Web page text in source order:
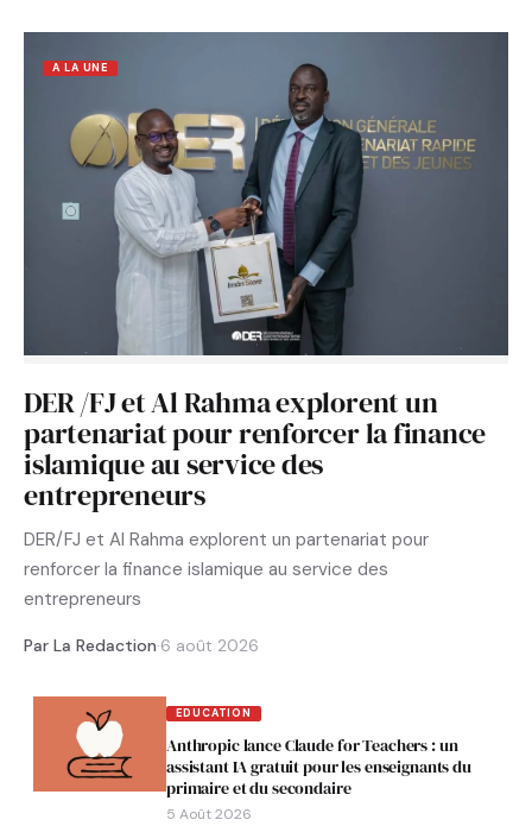
A LA UNE
DER /FJ et Al Rahma explorent un
partenariat pour renforcer la finance
islamique au service des
entrepreneurs
DER/FJ et Al Rahma explorent un partenariat pour
renforcer la finance islamique au service des
entrepreneurs
Par La Redaction·6 août 2026
EDUCATION
Anthropic lance Claude for Teachers : un
assistant IA gratuit pour les enseignants du
primaire et du secondaire
5 Août 2026